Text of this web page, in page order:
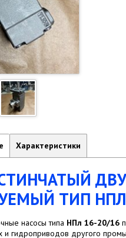
Характеристики
ТИП
насосы типа НПл 16-20/16
и гидроприводов другого